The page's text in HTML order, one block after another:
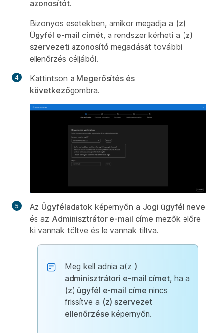
azonosítót.
Bizonyos esetekben, amikor megadja a (z)
Ügyfél e-mail címét, a rendszer kérheti a (z)
szervezeti azonosító megadását további
ellenőrzés céljából.
Kattintson a Megerősítés és
következőgombra.
Az Ügyféladatok képernyőn a Jogi ügyfél neve
és az Adminisztrátor e-mail címe mezők előre
ki vannak töltve és le vannak tiltva.
Meg kell adnia a(z )
adminisztrátori e-mail címet, ha a
(z) ügyfél e-mail címe nincs
frissítve a (z) szervezet
ellenőrzése képernyőn.